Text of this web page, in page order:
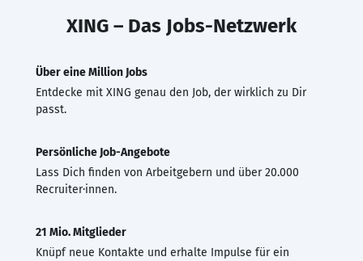
XING – Das Jobs-Netzwerk
Über eine Million Jobs
Entdecke mit XING genau den Job, der wirklich zu Dir
passt.
Persönliche Job-Angebote
Lass Dich finden von Arbeitgebern und über 20.000
Recruiter·innen.
21 Mio. Mitglieder
Knüpf neue Kontakte und erhalte Impulse für ein